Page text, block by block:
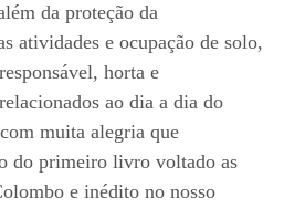
da proteção da
atividades e ocupação de solo,
horta e
ao dia a dia do
muita alegria que
do primeiro livro voltado as
e inédito no nosso